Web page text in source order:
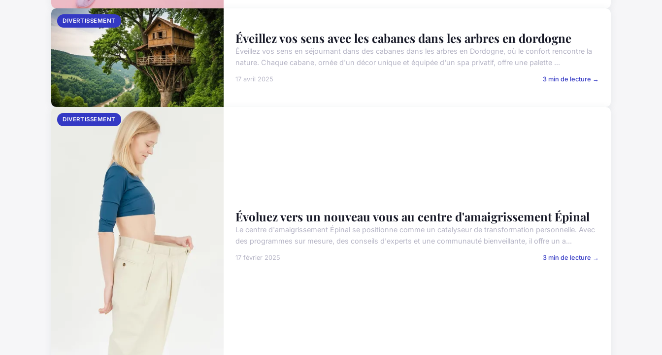
DIVERTISSEMENT
Éveillez vos sens avec les cabanes dans les arbres en dordogne
Éveillez vos sens en séjournant dans des cabanes dans les arbres en Dordogne, où le confort rencontre la
nature. Chaque cabane, ornée d'un décor unique et équipée d'un spa privatif, offre une palette ...
17 avril 2025 3 min de lecture →
DIVERTISSEMENT
Évoluez vers un nouveau vous au centre d'amaigrissement Épinal
Le centre d'amaigrissement Épinal se positionne comme un catalyseur de transformation personnelle. Avec
des programmes sur mesure, des conseils d'experts et une communauté bienveillante, il offre un a...
17 février 2025 3 min de lecture →